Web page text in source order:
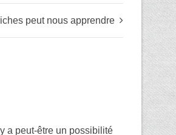
peut nous apprendre
a peut-être un possibilité